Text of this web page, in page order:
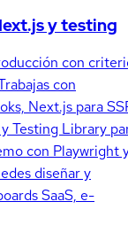
y testing
con
con
Next.js para
Testing Library
con Playwright
diseñar y
SaaS, e-